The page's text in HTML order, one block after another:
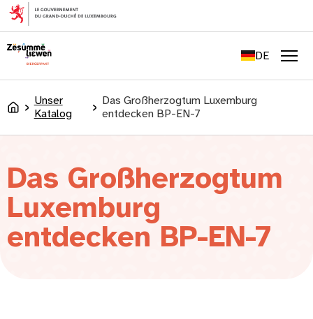
springen
DE
LU
Accueil
Unser
Katalog
Das Großherzogtum Luxemburg
entdecken BP-EN-7
Das Großherzogtum
Luxemburg
entdecken BP-EN-7